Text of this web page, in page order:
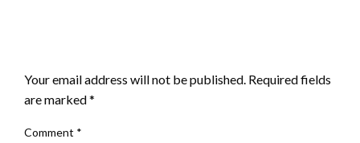
Your email address will not be published. Required fields
are marked*
Comment *